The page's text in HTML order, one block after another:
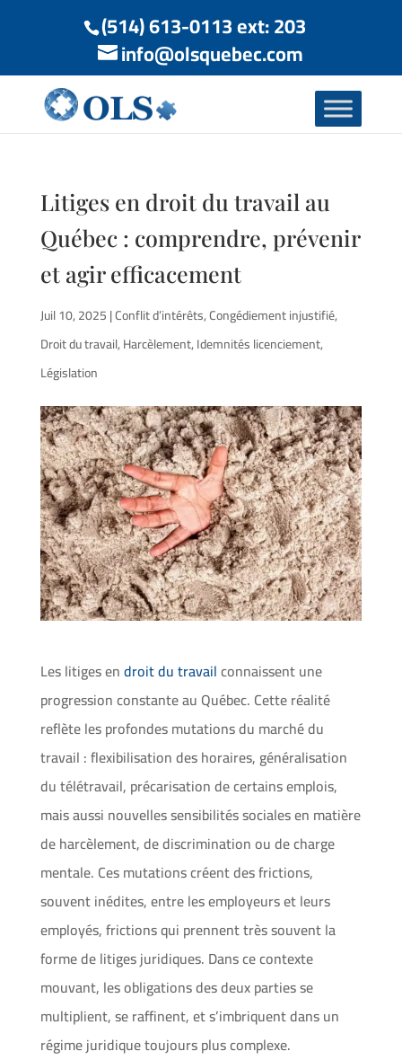
(514) 613-0113 ext: 203
info@olsquebec.com
Litiges en droit du travail au
Québec : comprendre, prévenir
et agir efficacement
Juil 10, 2025|Conflit d’intérêts,Congédiement injustifié,
Droit du travail,Harcèlement,Idemnités licenciement,
Législation
Les litiges endroit du travailconnaissent une
progression constante au Québec. Cette réalité
reflète les profondes mutations du marché du
travail : flexibilisation des horaires, généralisation
du télétravail, précarisation de certains emplois,
mais aussi nouvelles sensibilités sociales en matière
de harcèlement, de discrimination ou de charge
mentale. Ces mutations créent des frictions,
souvent inédites, entre les employeurs et leurs
employés, frictions qui prennent très souvent la
forme de litiges juridiques. Dans ce contexte
mouvant, les obligations des deux parties se
multiplient, se raffinent, et s’imbriquent dans un
régime juridique toujours plus complexe.